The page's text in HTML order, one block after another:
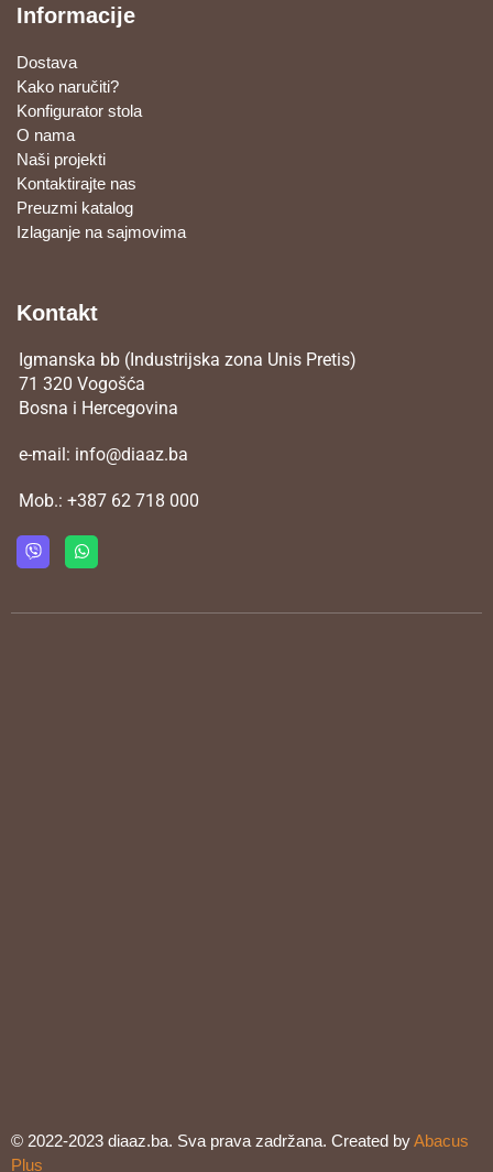
Informacije
Dostava
Kako naručiti?
Konfigurator stola
O nama
Naši projekti
Kontaktirajte nas
Preuzmi katalog
Izlaganje na sajmovima
Kontakt
Igmanska bb (Industrijska zona Unis Pretis)
71 320 Vogošća
Bosna i Hercegovina
e-mail: info@diaaz.ba
Mob.: +387 62 718 000
© 2022-2023 diaaz.ba. Sva prava zadržana. Created byAbacus
Plus